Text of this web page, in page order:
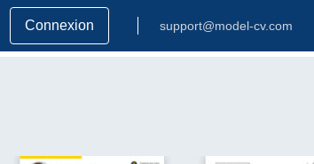
Connexion support@model-cv.com